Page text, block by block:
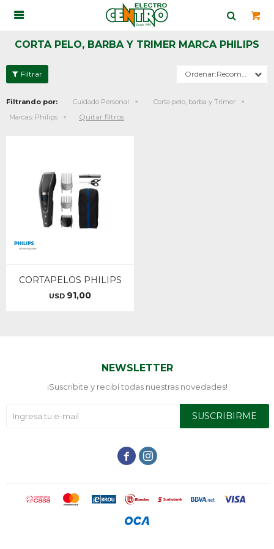

CORTA PELO, BARBA Y TRIMER MARCA PHILIPS
Recomendados
Filtrando por: Cuidado Personal
Corta pelo, barba y Trimer
Marcas: Philips Quitar filtros
CORTAPELOS PHILIPS
USD 91,00
NEWSLETTER
¡Suscribite y recibí todas nuestras novedades!
SUSCRIBIRME
 